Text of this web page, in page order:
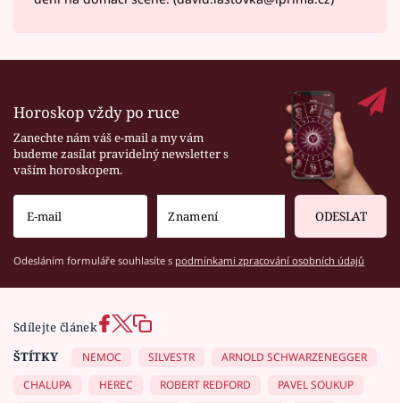
Horoskop vždy po ruce
Zanechte nám váš e-mail a my vám
budeme zasílat pravidelný newsletter s
vaším horoskopem.
ODESLAT
Odesláním formuláře souhlasíte s podmínkami zpracování osobních údajů
Sdílejte článek
ŠTÍTKY
NEMOC SILVESTR
ARNOLD SCHWARZENEGGER
CHALUPA
HEREC ROBERT REDFORD
PAVEL SOUKUP